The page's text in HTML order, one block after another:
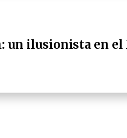
un ilusionista en el